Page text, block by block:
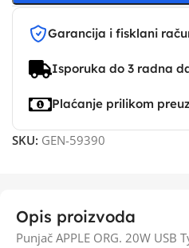
Garancija i fisklani
Isporuka do 3 radna
Plaćanje prilikom
SKU: GEN-59390
Opis proizvoda
Punjač APPLE ORG. 20W USB